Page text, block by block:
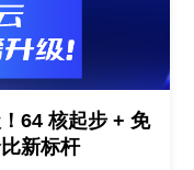
64 核起步 + 免
新标杆